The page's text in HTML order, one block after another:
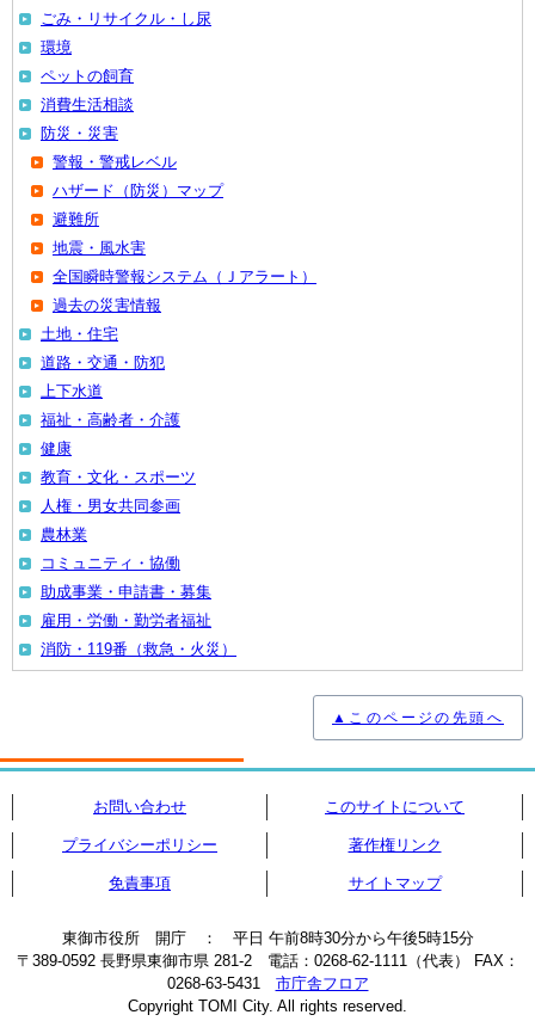
ごみ・リサイクル・し尿
環境
ペットの飼育
消費生活相談
防災・災害
警報・警戒レベル
ハザード（防災）マップ
避難所
地震・風水害
全国瞬時警報システム（Ｊアラート）
過去の災害情報
土地・住宅
道路・交通・防犯
上下水道
福祉・高齢者・介護
健康
教育・文化・スポーツ
人権・男女共同参画
農林業
コミュニティ・協働
助成事業・申請書・募集
雇用・労働・勤労者福祉
消防・119番（救急・火災）
▲このページの先頭へ
お問い合わせ このサイトについて
プライバシーポリシー 著作権リンク
免責事項 サイトマップ
東御市役所 開庁 ： 平日 午前8時30分から午後5時15分
〒389-0592 長野県東御市県 281-2 電話：0268-62-1111（代表） FAX：
0268-63-5431 市庁舎フロア
Copyright TOMI City. All rights reserved.